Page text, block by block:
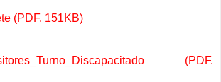
(PDF. 151KB)
(PDF.